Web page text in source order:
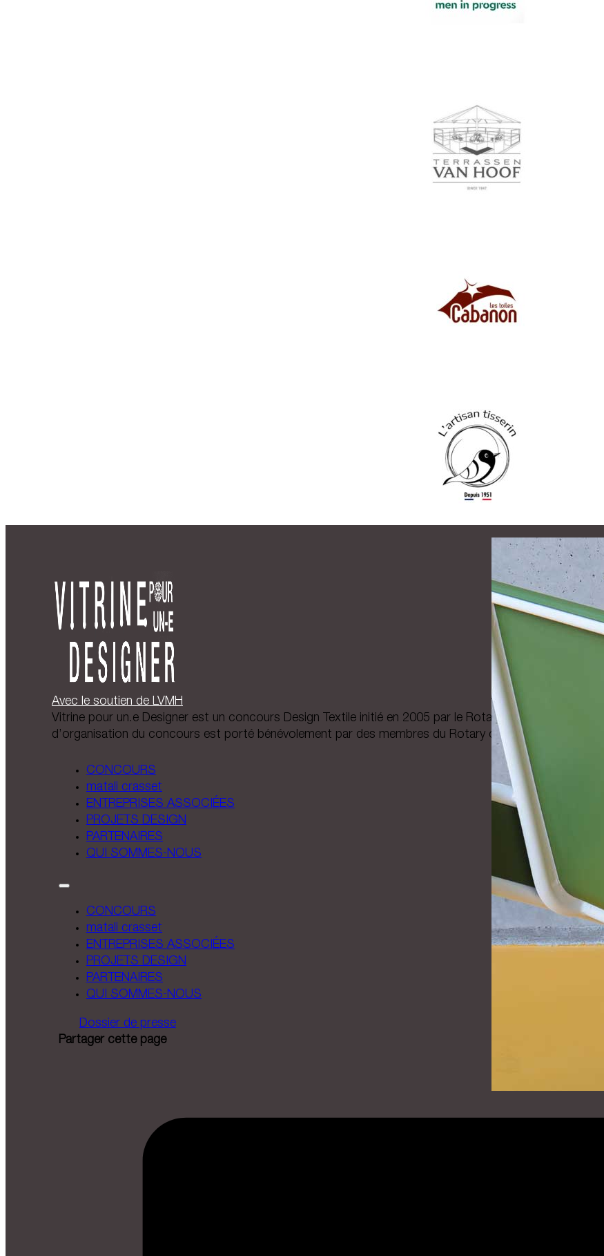
Avec le soutien de LVMH
Vitrine pour un.e Designer est un concours Design Textile initié en 2005 par le Rotary club de Tournai
d’organisation du concours est porté bénévolement par des membres du Rotary club de Roubaix.
CONCOURS
matali crasset
ENTREPRISES ASSOCIÉES
PROJETS DESIGN
PARTENAIRES
QUI SOMMES-NOUS
CONCOURS
matali crasset
ENTREPRISES ASSOCIÉES
PROJETS DESIGN
PARTENAIRES
QUI SOMMES-NOUS
Dossier de presse
Partager cette page